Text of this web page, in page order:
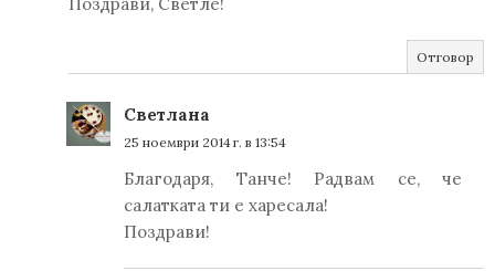
Отговор
Светлана
25 ноември 2014 г. в 13:54
Благодаря, Танче! Радвам се, че
салатката ти е харесала!
Поздрави!